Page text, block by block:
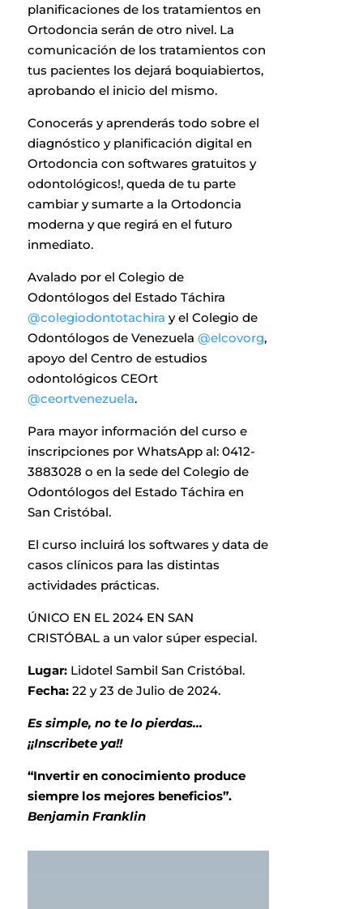
planificaciones de los tratamientos en
Ortodoncia serán de otro nivel. La
comunicación de los tratamientos con
tus pacientes los dejará boquiabiertos,
aprobando el inicio del mismo.
Conocerás y aprenderás todo sobre el
diagnóstico y planificación digital en
Ortodoncia con softwares gratuitos y
odontológicos!, queda de tu parte
cambiar y sumarte a la Ortodoncia
moderna y que regirá en el futuro
inmediato.
Avalado por el Colegio de
Odontólogos del Estado Táchira
@colegiodontotachira y el Colegio de
Odontólogos de Venezuela @elcovorg,
apoyo del Centro de estudios
odontológicos CEOrt
@ceortvenezuela.
Para mayor información del curso e
inscripciones por WhatsApp al: 0412-
3883028 o en la sede del Colegio de
Odontólogos del Estado Táchira en
San Cristóbal.
El curso incluirá los softwares y data de
casos clínicos para las distintas
actividades prácticas.
ÚNICO EN EL 2024 EN SAN
CRISTÓBAL a un valor súper especial.
Lugar: Lidotel Sambil San Cristóbal.
Fecha: 22 y 23 de Julio de 2024.
Es simple, no te lo pierdas…
¡¡Inscribete ya!!
“Invertir en conocimiento produce
siempre los mejores beneficios”.
Benjamin Franklin